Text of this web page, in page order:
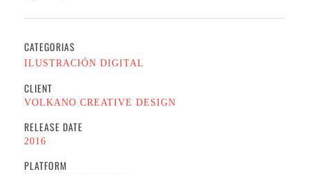
CATEGORIAS
ILUSTRACIÓN DIGITAL
CLIENT
VOLKANO CREATIVE DESIGN
RELEASE DATE
2016
PLATFORM